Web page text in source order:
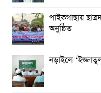
পাইকগাছায়
অনুষ্ঠিত
নড়াইলে